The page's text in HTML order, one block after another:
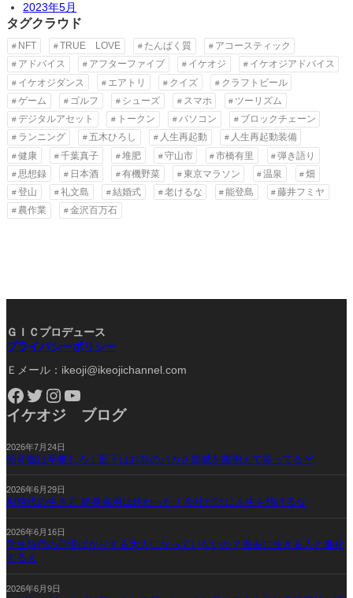
2023年5月
タグクラウド
NFT TRUE LOVE たんぱく質
アコースティック
アドバイス
アフターファイブ イケオジ
イケオジアドバイス
イケオジダンス
エアトリ クイズ
クラフトビール
ゲーム
ゴルフ シューズ スマホ
ツーリズム
デジタルアセット
トークン パソコン
ブロックチェーン
ランニング
五木ひろし 人生再起動
人生再起動装備
健康
千葉真子 堆肥 守山市 市橋有里
弾き語り
思想録
日本酒 有機野菜 東京マラソン 温泉
畑
登山
礼文島 結婚式 老けるな 能登島
藤井フミヤ
農作業
金沢百万石
ＧＩＣプロデュース
プライバシーポリシー
Ｅメール：ikeoji@ikeojichannel.com
Facebook Twitter Instagram YouTube
イケオジ ブログ
2026年7月24日
昭和脳は卒業しろ！部下はお前のバカさ加減を腹抱えて笑ってるぞ
2026年6月29日
AI時代の生き方 終身雇用は終わった！会社だけに人生を預けるな
2026年6月16日
学生時代の自慢ばかりする大人になっていないか？過去に生きる人と進化
する人
2026年6月9日